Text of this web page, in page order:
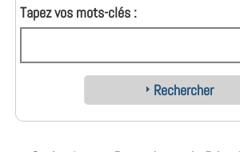
Tapez vos mots-clés :
Rechercher